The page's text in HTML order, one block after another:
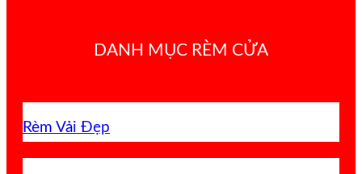
DANH MỤC RÈM CỬA
Rèm Vải Đẹp